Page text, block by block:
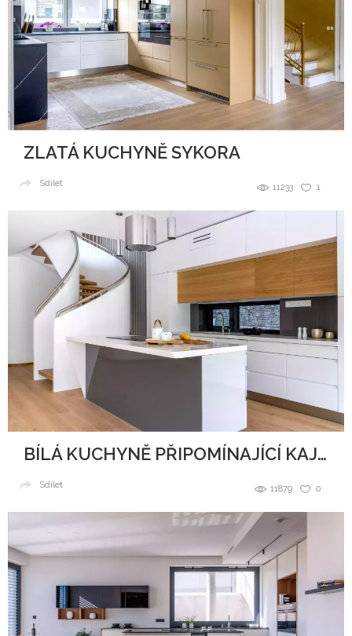
ZLATÁ KUCHYNĚ SYKORA
1
11233
Sdílet
BÍLÁ KUCHYNĚ PŘIPOMÍNAJÍCÍ KAJUTU NA LODI
0
11879
Sdílet